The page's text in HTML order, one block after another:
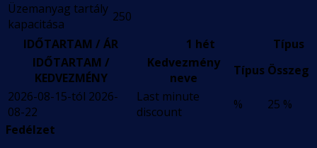
Üzemanyag tartály
kapacitása
250
IDŐTARTAM / ÁR
1 hét
Típus
IDŐTARTAM /
KEDVEZMÉNY
Kedvezmény
neve
Típus Összeg
2026-08-15-tól 2026-
08-22
Last minute
discount
%
25 %
Fedélzet